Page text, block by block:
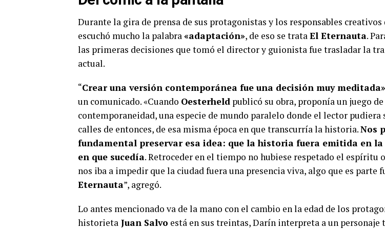
Durante la gira de prensa de sus protagonistas y los responsables creativos
escuchó mucho la palabra«adaptación», de eso se trataEl Eternauta.
las primeras decisiones que tomó el director y guionista fue trasladar la
actual.
“Crear una versión contemporánea fue una decisión muy
un comunicado. «Cuando Oesterheld publicó su obra, proponía un juego de
contemporaneidad, una especie de mundo paralelo donde el lector pudiera
calles de entonces, de esa misma época en que transcurría la historia.Nos
fundamental preservar esa idea: que la historia fuera emitida en la
en que sucedía. Retroceder en el tiempo no hubiese respetado el espíritu
nos iba a impedir que la ciudad fuera una presencia viva, algo que es parte
Eternauta”, agregó.
Lo antes mencionado va de la mano con el cambio en la edad de los
historieta Juan Salvo está en sus treintas, Darín interpreta a un personaje